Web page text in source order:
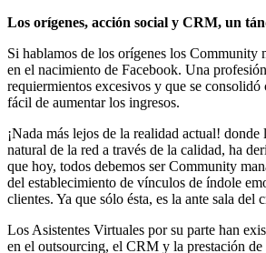
Los orígenes, acción social y CRM, un
Si hablamos de los orígenes los Community
en el nacimiento de Facebook. Una
requiermientos excesivos y que se
fácil de aumentar los ingresos.
¡Nada más lejos de la realidad actual!
natural de la red a través de la calidad, ha
que hoy, todos debemos ser Community
del establecimiento de vínculos de índole
clientes. Ya que sólo ésta, es la ante sala del
Los Asistentes Virtuales por su parte han
en el outsourcing, el CRM y la prestación de